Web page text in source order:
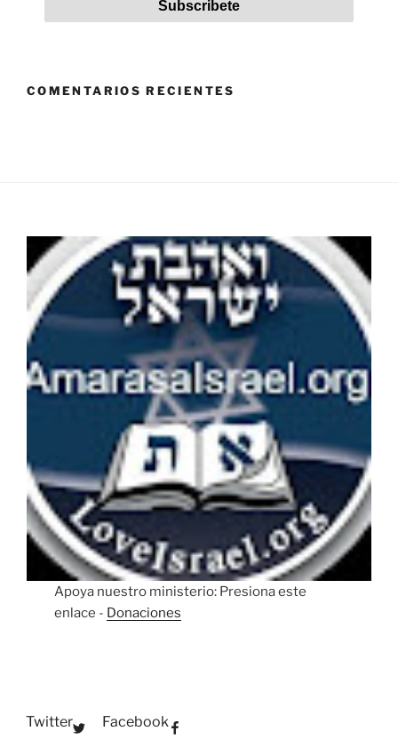
COMENTARIOS RECIENTES
Apoya nuestro ministerio: Presiona este
enlace - Donaciones
Twitter Facebook